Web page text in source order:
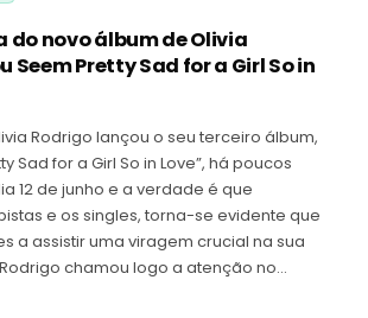
do novo álbum de Olivia
Seem Pretty Sad for a Girl So in
Rodrigo lançou o seu terceiro álbum,
Sad for a Girl So in Love”, há poucos
12 de junho e a verdade é que
e os singles, torna-se evidente que
a assistir uma viragem crucial na sua
chamou logo a atenção no…